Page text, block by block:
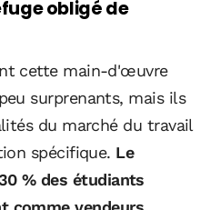
obligé de
cette main-d'œuvre
surprenants, mais ils
du marché du travail
spécifique. Le
% des étudiants